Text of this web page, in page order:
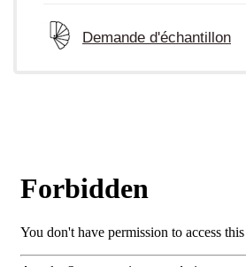
Demande d'échantillon